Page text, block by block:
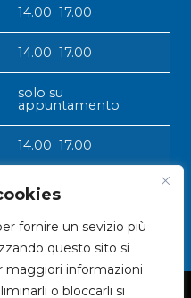
fornire un sevizio più
questo sito si
maggiori informazioni
o bloccarli si
14.00 17.00
14.00 17.00
solo su
appuntamento
14.00 17.00
14.00 17.00